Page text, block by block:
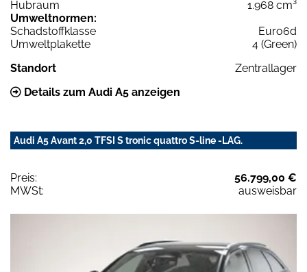
Hubraum
1.968 cm³
Umweltnormen:
Schadstoffklasse
Euro6d
Umweltplakette
4 (Green)
Standort
Zentrallager
Details zum Audi A5 anzeigen
Audi A5 Avant 2,0 TFSI S tronic quattro S-line -LAG.
Preis:
56.799,00 €
MWSt:
ausweisbar